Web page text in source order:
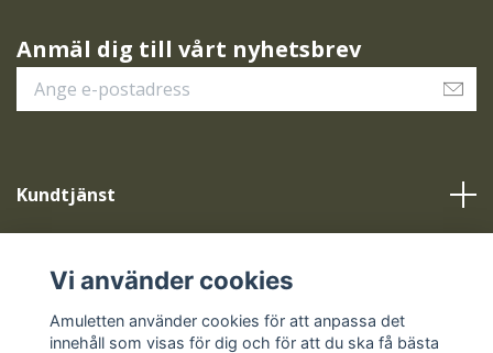
Anmäl dig till vårt nyhetsbrev
Kundtjänst
Sociala medier
Vi använder cookies
Amuletten använder cookies för att anpassa det
innehåll som visas för dig och för att du ska få bästa